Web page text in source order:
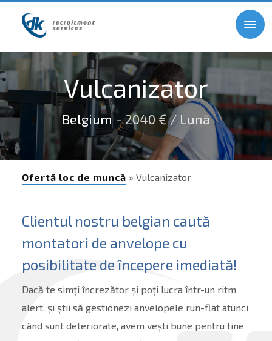
Vulcanizator
Belgium- 2040 € / Lună
Ofertă loc de muncă » Vulcanizator
Clientul nostru belgian caută
montatori de anvelope cu
posibilitate de începere imediată!
Dacă te simți încrezător și poți lucra într-un ritm
alert, și știi să gestionezi anvelopele run-flat atunci
când sunt deteriorate, avem vești bune pentru tine